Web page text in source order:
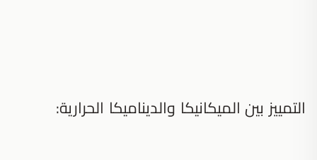
التمييز بين الميكانيكا والديناميكا الحرارية: